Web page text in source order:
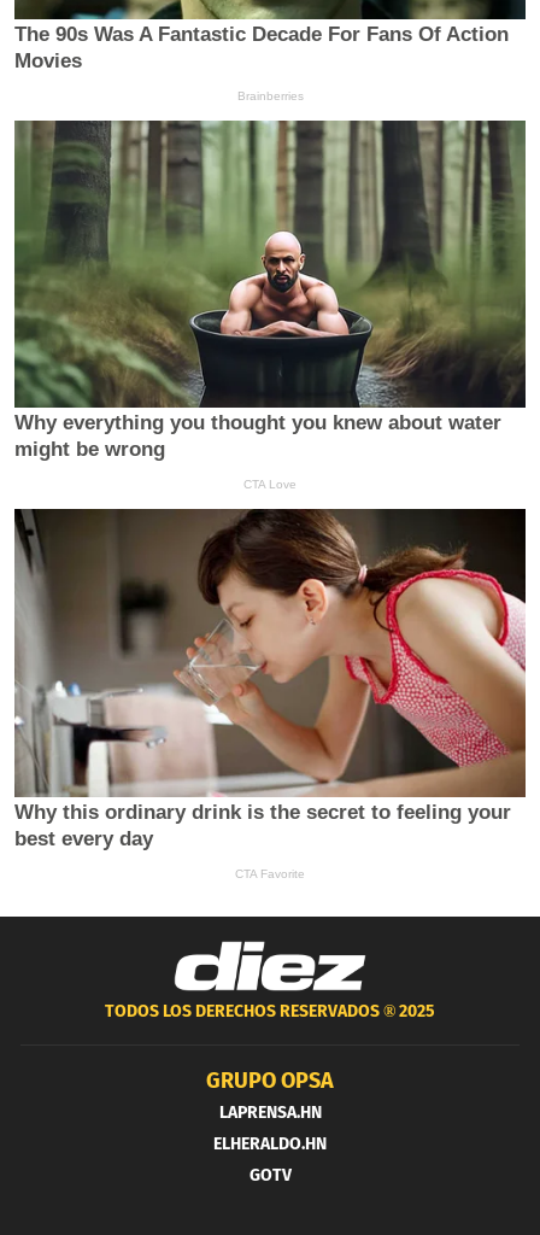
TODOS LOS DERECHOS RESERVADOS ®2025
GRUPO OPSA
LAPRENSA.HN
ELHERALDO.HN
GOTV